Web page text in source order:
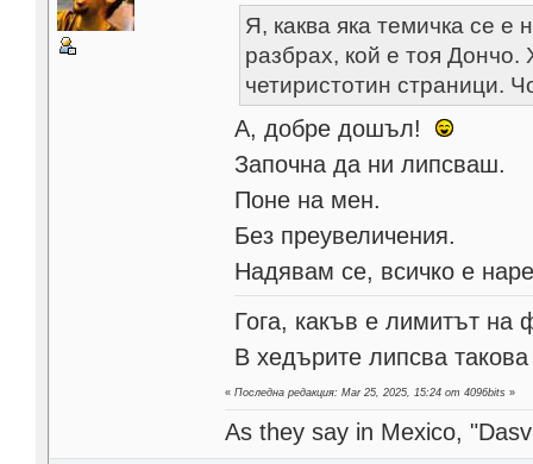
Я, каква яка темичка се
разбрах, кой е тоя Дончо.
четиристотин страници.
А, добре дошъл!
Започна да ни липсваш.
Поне на мен.
Без преувеличения.
Надявам се, всичко е
Гога, какъв е лимитът на
В хедърите липсва
«Последна редакция: Mar 25, 2025, 15:24 от 4096bits »
As they say in Mexico,